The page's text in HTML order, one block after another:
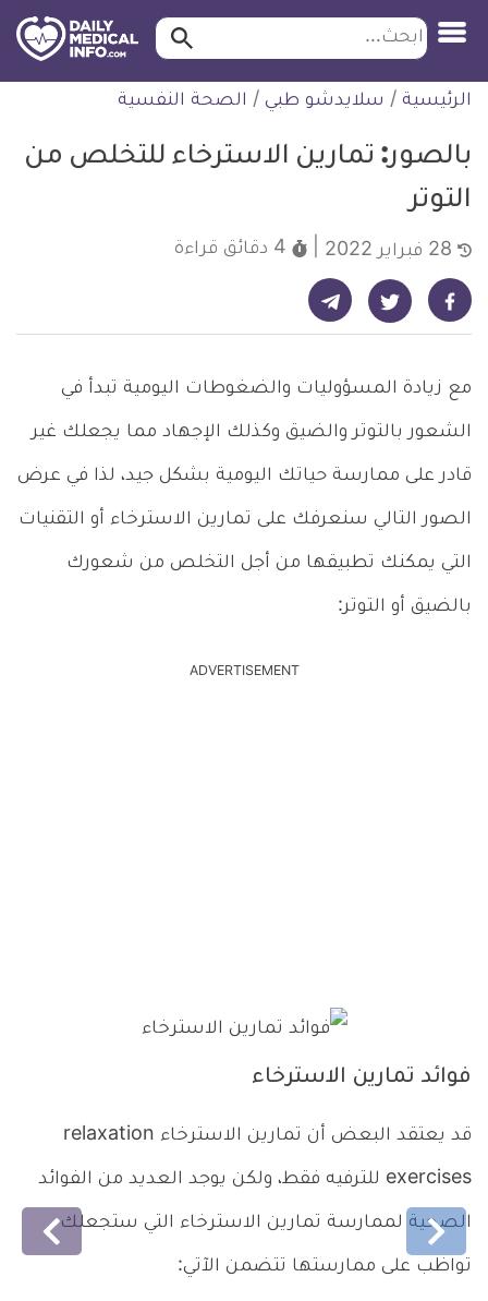
التخطي
للمحتوى
طبية
ابحث ابحث…
الرئيسية / سلايدشو طبي / الصحة النفسية
بالصور: تمارين الاسترخاء للتخلص من
التوتر
4 دقائق قراءة
شارك على فيسبوك - ديلي ميديكال انفو شارك على تويتر - ديلي ميديكال انفو شارك على تيليجرام - ديلي ميديكال انفو
مع زيادة المسؤوليات والضغوطات اليومية تبدأ في
الشعور بالتوتر والضيق وكذلك الإجهاد مما يجعلك غير
قادر على ممارسة حياتك اليومية بشكل جيد، لذا في عرض
الصور التالي سنعرفك على تمارين الاسترخاء أو التقنيات
التي يمكنك تطبيقها من أجل التخلص من شعورك
بالضيق أو التوتر:
ADVERTISEMENT
السابق التالي
فوائد تمارين الاسترخاء
قد يعتقد البعض أن تمارين الاسترخاء relaxation
exercises للترفيه فقط، ولكن يوجد العديد من الفوائد
الصحية لممارسة تمارين الاسترخاء التي ستجعلك
تواظب على ممارستها تتضمن الآتي: